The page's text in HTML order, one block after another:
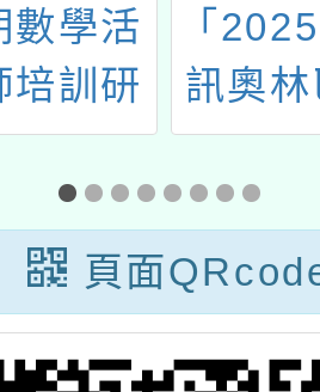
數學活
培訓研
坊」
「
訊奧
選訓
頁面